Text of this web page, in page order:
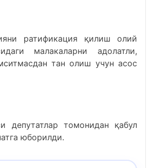
ратификация қилиш олий
малакаларни адолатли,
тан олиш учун асос
депутатлар томонидан қабул
юборилди.